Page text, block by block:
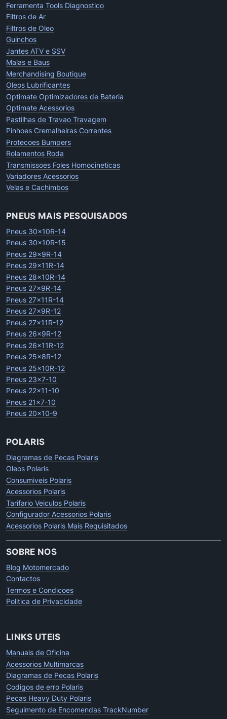
Ferramenta Tools Diagnostico
Filtros de Ar
Filtros de Oleo
Guinchos
Jantes ATV e SSV
Malas e Baus
Merchandising Boutique
Oleos Lubrificantes
Optimate Optimizadores de Bateria
Optimate Acessorios
Pastilhas de Travao Travagem
Pinhoes Cremalheiras Correntes
Protecoes Bumpers
Rolamentos Roda
Transmissoes Foles Homocineticas
Variadores Acessorios
Velas e Cachimbos
PNEUS MAIS PESQUISADOS
Pneus 30x10R-14
Pneus 30x10R-15
Pneus 29x9R-14
Pneus 29x11R-14
Pneus 28x10R-14
Pneus 27x9R-14
Pneus 27x11R-14
Pneus 27x9R-12
Pneus 27x11R-12
Pneus 26x9R-12
Pneus 26x11R-12
Pneus 25x8R-12
Pneus 25x10R-12
Pneus 23x7-10
Pneus 22x11-10
Pneus 21x7-10
Pneus 20x10-9
POLARIS
Diagramas de Pecas Polaris
Oleos Polaris
Consumiveis Polaris
Acessorios Polaris
Tarifario Veiculos Polaris
Configurador Acessorios Polaris
Acessorios Polaris Mais Requisitados
SOBRE NOS
Blog Motomercado
Contactos
Termos e Condicoes
Politica de Privacidade
LINKS UTEIS
Manuais de Oficina
Acessorios Multimarcas
Diagramas de Pecas Polaris
Codigos de erro Polaris
Pecas Heavy Duty Polaris
Seguimento de Encomendas TrackNumber